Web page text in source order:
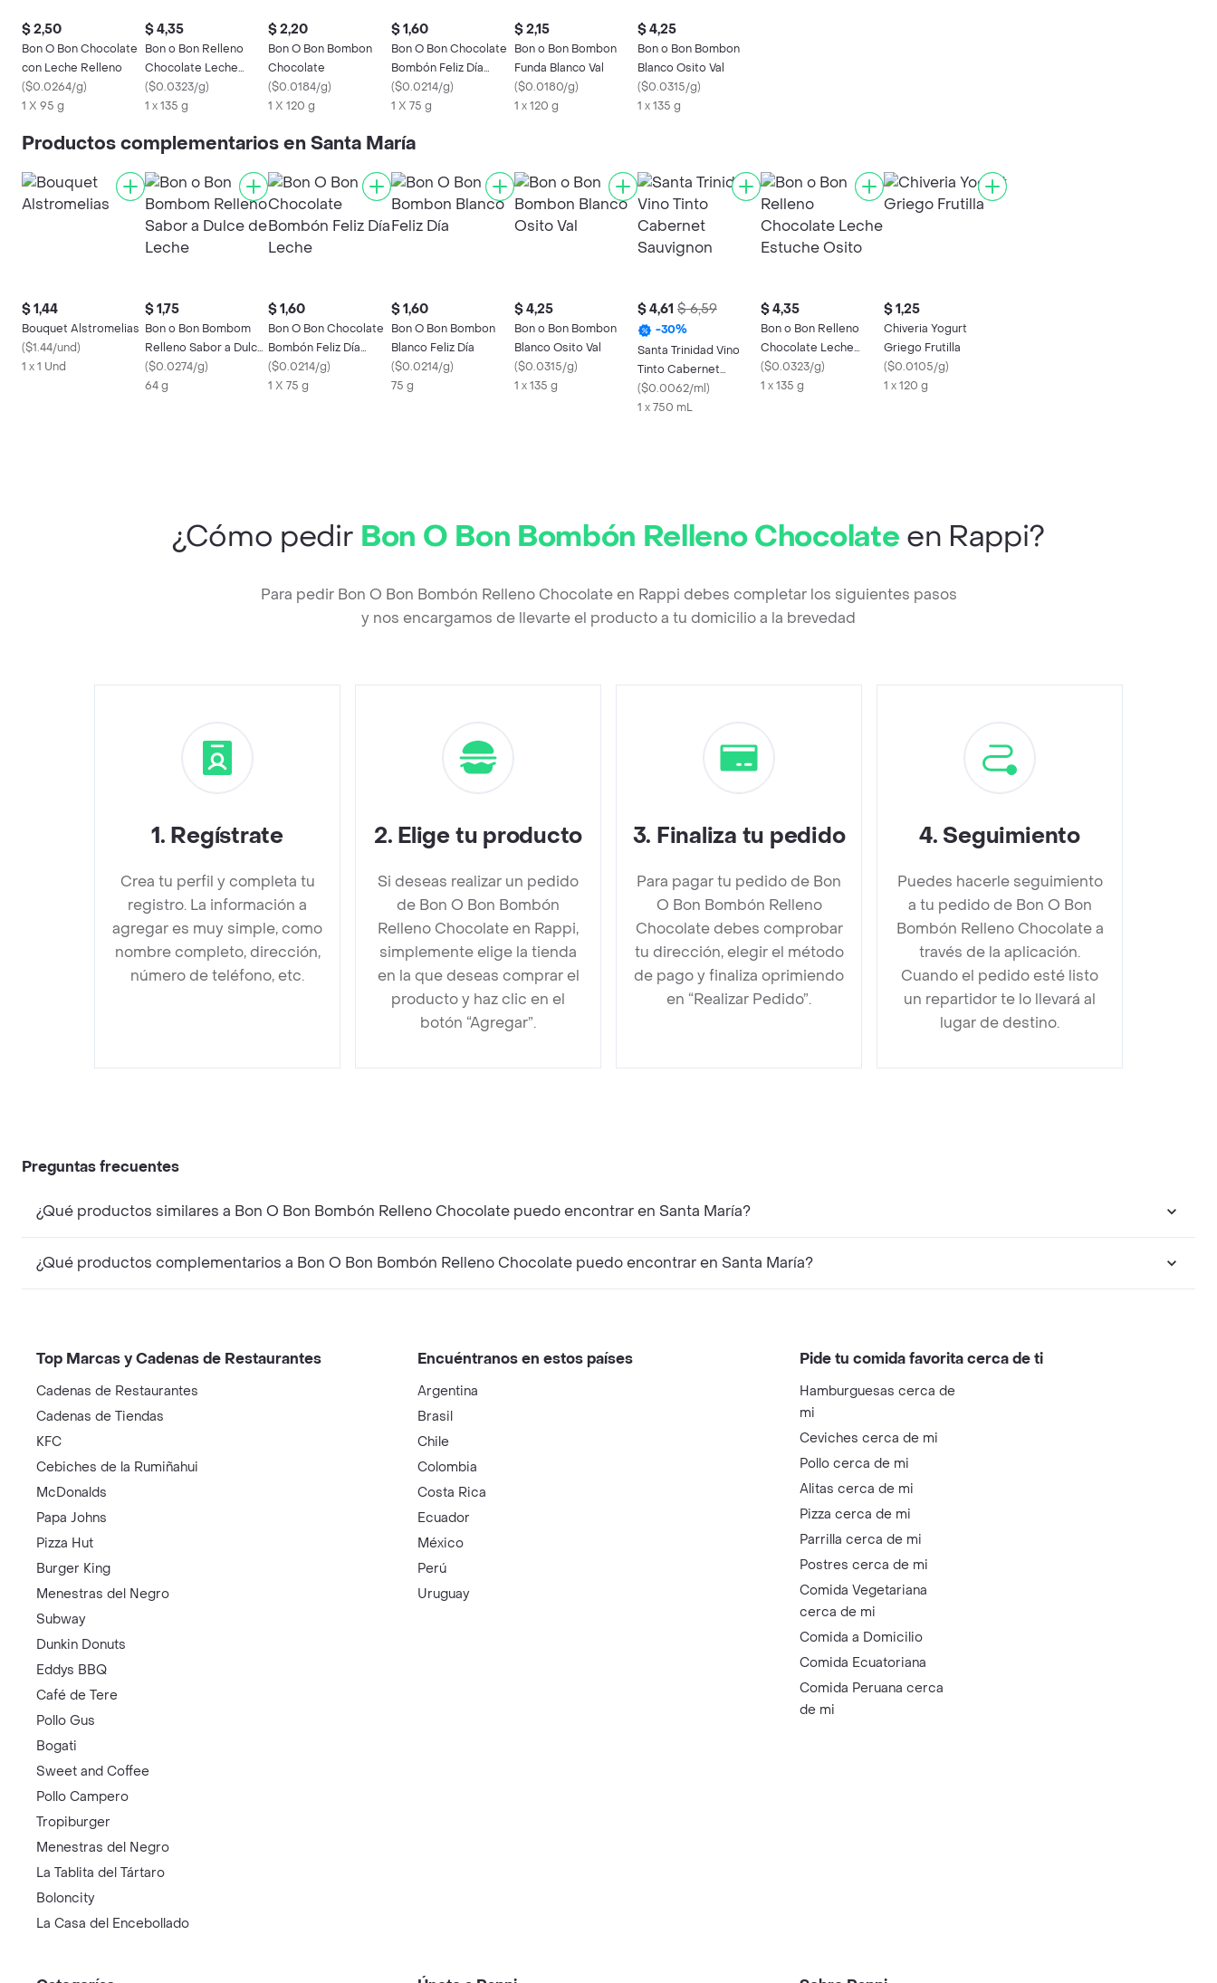
$ 2,50
Bon O Bon Chocolate
con Leche Relleno
($0.0264/g)
1 X 95 g
$ 4,35
Bon o Bon Relleno
Chocolate Leche
Estuche Osito
($0.0323/g)
1 x 135 g
$ 2,20
Bon O Bon Bombon
Chocolate
($0.0184/g)
1 X 120 g
$ 1,60
Bon O Bon Chocolate
Bombón Feliz Día
Leche
($0.0214/g)
1 X 75 g
$ 2,15
Bon o Bon Bombon
Funda Blanco Val
($0.0180/g)
1 x 120 g
$ 4,25
Bon o Bon Bombon
Blanco Osito Val
($0.0315/g)
1 x 135 g
Productos complementarios en Santa María
$ 1,44
Bouquet Alstromelias
($1.44/und)
1 x 1 Und
$ 1,75
Bon o Bon Bombom
Relleno Sabor a Dulce
de Leche
($0.0274/g)
64 g
$ 1,60
Bon O Bon Chocolate
Bombón Feliz Día
Leche
($0.0214/g)
1 X 75 g
$ 1,60
Bon O Bon Bombon
Blanco Feliz Día
($0.0214/g)
75 g
$ 4,25
Bon o Bon Bombon
Blanco Osito Val
($0.0315/g)
1 x 135 g
$ 4,61 $ 6,59
-30%
Santa Trinidad Vino
Tinto Cabernet
Sauvignon
($0.0062/ml)
1 x 750 mL
$ 4,35
Bon o Bon Relleno
Chocolate Leche
Estuche Osito
($0.0323/g)
1 x 135 g
$ 1,25
Chiveria Yogurt
Griego Frutilla
($0.0105/g)
1 x 120 g
¿Cómo pedir Bon O Bon Bombón Relleno Chocolate en Rappi?
Para pedir Bon O Bon Bombón Relleno Chocolate en Rappi debes completar los siguientes pasos
y nos encargamos de llevarte el producto a tu domicilio a la brevedad
1. Regístrate
Crea tu perfil y completa tu
registro. La información a
agregar es muy simple, como
nombre completo, dirección,
número de teléfono, etc.
2. Elige tu producto
Si deseas realizar un pedido
de Bon O Bon Bombón
Relleno Chocolate en Rappi,
simplemente elige la tienda
en la que deseas comprar el
producto y haz clic en el
botón “Agregar”.
3. Finaliza tu pedido
Para pagar tu pedido de Bon
O Bon Bombón Relleno
Chocolate debes comprobar
tu dirección, elegir el método
de pago y finaliza oprimiendo
en “Realizar Pedido”.
4. Seguimiento
Puedes hacerle seguimiento
a tu pedido de Bon O Bon
Bombón Relleno Chocolate a
través de la aplicación.
Cuando el pedido esté listo
un repartidor te lo llevará al
lugar de destino.
Preguntas frecuentes
¿Qué productos similares a Bon O Bon Bombón Relleno Chocolate puedo encontrar en Santa María?
¿Qué productos complementarios a Bon O Bon Bombón Relleno Chocolate puedo encontrar en Santa María?
Top Marcas y Cadenas de Restaurantes
Cadenas de Restaurantes
Cadenas de Tiendas
KFC
Cebiches de la Rumiñahui
McDonalds
Papa Johns
Pizza Hut
Burger King
Menestras del Negro
Subway
Dunkin Donuts
Eddys BBQ
Café de Tere
Pollo Gus
Bogati
Sweet and Coffee
Pollo Campero
Tropiburger
Menestras del Negro
La Tablita del Tártaro
Boloncity
La Casa del Encebollado
Encuéntranos en estos países
Argentina
Brasil
Chile
Colombia
Costa Rica
Ecuador
México
Perú
Uruguay
Pide tu comida favorita cerca de ti
Hamburguesas cerca de
mi
Ceviches cerca de mi
Pollo cerca de mi
Alitas cerca de mi
Pizza cerca de mi
Parrilla cerca de mi
Postres cerca de mi
Comida Vegetariana
cerca de mi
Comida a Domicilio
Comida Ecuatoriana
Comida Peruana cerca
de mi